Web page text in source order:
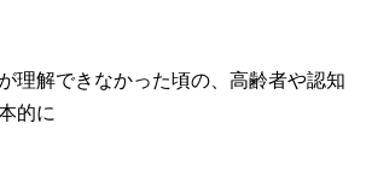
理解できなかった頃の、高齢者や認知
的に